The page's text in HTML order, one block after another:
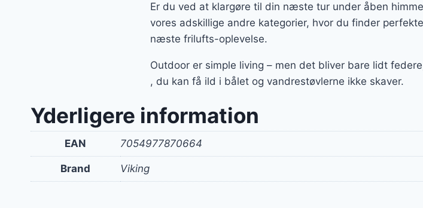
Er du ved at klargøre til din næste tur under åben
vores adskillige andre kategorier, hvor du finder
næste frilufts-oplevelse.
Outdoor er simple living – men det bliver bare lidt
, du kan få ild i bålet og vandrestøvlerne ikke skaver.
Yderligere information
EAN 7054977870664
Brand Viking